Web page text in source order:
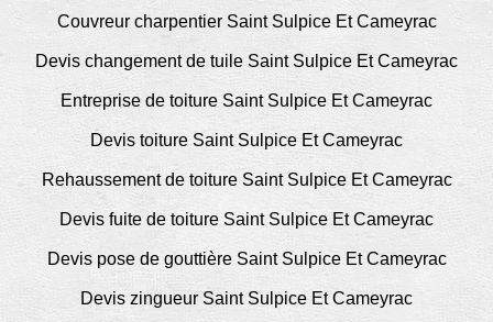
Couvreur charpentier Saint Sulpice Et Cameyrac
Devis changement de tuile Saint Sulpice Et Cameyrac
Entreprise de toiture Saint Sulpice Et Cameyrac
Devis toiture Saint Sulpice Et Cameyrac
Rehaussement de toiture Saint Sulpice Et Cameyrac
Devis fuite de toiture Saint Sulpice Et Cameyrac
Devis pose de gouttière Saint Sulpice Et Cameyrac
Devis zingueur Saint Sulpice Et Cameyrac